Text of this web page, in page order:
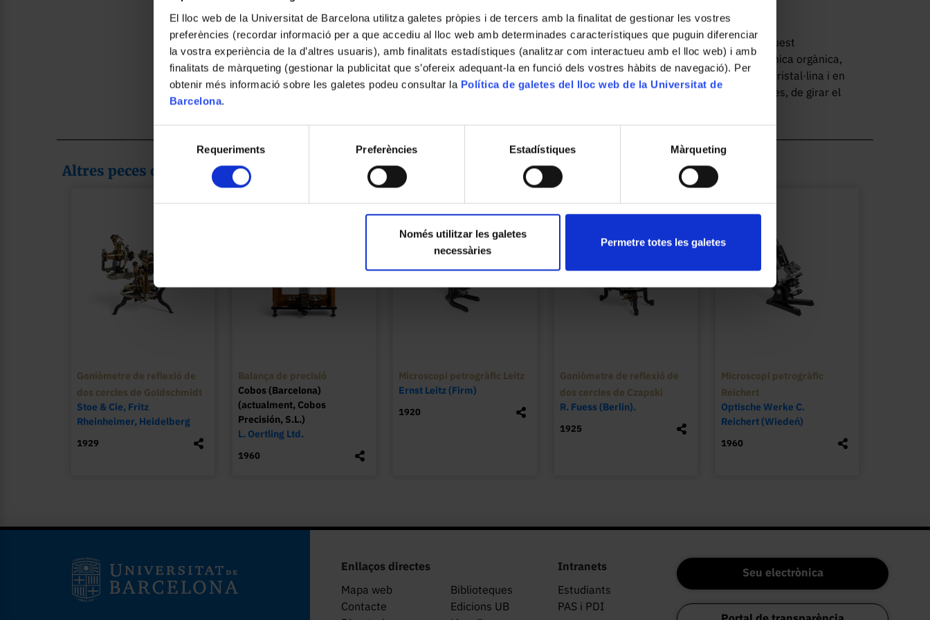
El lloc web de la Universitat de Barcelona utilitza galetes pròpies i de tercers amb la finalitat de gestionar les vostres
preferències (recordar informació per a que accediu al lloc web amb determinades característiques que puguin diferenciar
la vostra experiència de la d’altres usuaris), amb finalitats estadístiques (analitzar com interactueu amb el lloc web) i amb
finalitats de màrqueting (gestionar la publicitat que s’ofereix adequant-la en funció dels vostres hàbits de navegació). Per
obtenir més informació sobre les galetes podeu consultar la Política de galetes del lloc web de la Universitat de
Barcelona.
consentiment
Requeriments Preferències Estadístiques Màrqueting
Només utilitzar les galetes
necessàries
Permetre totes les galetes
Descripció
Utilitzat per a la mesura de l’activitat òptica de substàncies en solució, aquest
polarímetre de Laurent és un instrument més propi d’un laboratori de química orgànica,
però el seu funcionament es basa íntegrament en els principis de l’òptica cristal·lina i en
la propietat de determinades substàncies, denominades òpticament actives, de girar el
aquest instrument també rep el nom de sacarímetre. El tub central de l’aparell és
ocupat per una solució d’una substància òpticament activa, i la seva concentració es
mesura per l’angle de rotació que experimenta la llum polaritzada incident quan
travessa la solució. La llum incident passa per un filtre per fer-la monocromàtica, d’un
color groc (la ratlla D de Fraunhofer) i a continuació és polaritzada mitjançant un prisma
Però el que fa l’aparell molt precís és un dispositiu senzill, anomenat de penombra.
Consisteix en una làmina circular, meitat de vidre, meitat de quars. El quars gira 90
graus el pla de polarització incident, de manera que la llum que travessa la solució és
polaritzada en dos plans perpendiculars. S’aplica una rotació a l’analitzador fins que les
dues meitats del camp visual es confonen (idèntica penombra). La raó d’aquest mètode
rue de l’Odéon, Paris, A. Jobin suc.
Altres peces de la col·lecció
Goniòmetre de reflexió de
dos cercles de Goldschmidt
Stoe & Cie, Fritz
Rheinheimer, Heidelberg
1929
Balança de precisió
Cobos (Barcelona)
(actualment, Cobos
Precisión, S.L.)
L. Oertling Ltd.
1960
Microscopi petrogràfic Leitz
Ernst Leitz (Firm)
1920
Goniòmetre de reflexió de
dos cercles de Czapski
R. Fuess (Berlin).
1925
Microscopi petrogràfic
Reichert
Optische Werke C.
Reichert (Wiedeń)
1960
Enllaços directes
Mapa web
Biblioteques
Contacte
Edicions UB
Intranets
Estudiants
PAS i PDI
Seu electrònica